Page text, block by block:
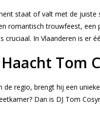
staat of valt met de
romantisch trouwfeest,
cruciaal. In Vlaanderen is
Tom
de regio, brengt hij een
Dan is DJ Tom